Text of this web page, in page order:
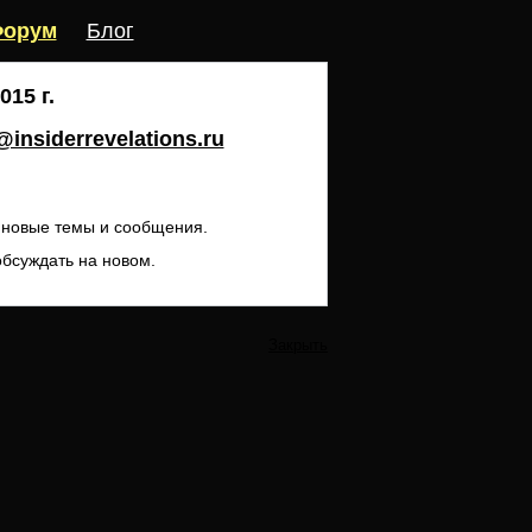
Блог
г.
темы и сообщения.
на новом.